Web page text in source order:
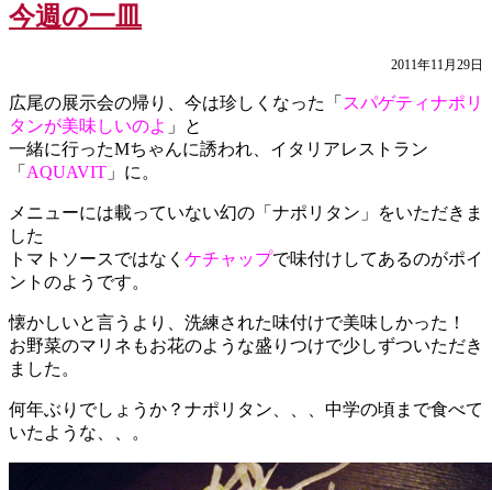
今週の一皿
2011年11月29日
広尾の展示会の帰り、今は珍しくなった「 スパゲティナポリ
タンが美味しいのよ 」と
一緒に行ったMちゃんに誘われ、イタリアレストラン
「 AQUAVIT 」に。
メニューには載っていない幻の「ナポリタン」をいただきま
した
トマトソースではなく ケチャップで味付けしてあるのがポイ
ントのようです。
懐かしいと言うより、洗練された味付けで美味しかった！
お野菜のマリネもお花のような盛りつけで少しずついただき
ました。
何年ぶりでしょうか？ナポリタン、、、中学の頃まで食べて
いたような、、。